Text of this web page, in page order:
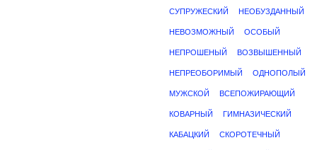
СУПРУЖЕСКИЙ НЕОБУЗДАННЫЙ
НЕВОЗМОЖНЫЙ ОСОБЫЙ
НЕПРОШЕНЫЙ ВОЗВЫШЕННЫЙ
НЕПРЕОБОРИМЫЙ ОДНОПОЛЫЙ
МУЖСКОЙ ВСЕПОЖИРАЮЩИЙ
КОВАРНЫЙ ГИМНАЗИЧЕСКИЙ
КАБАЦКИЙ СКОРОТЕЧНЫЙ